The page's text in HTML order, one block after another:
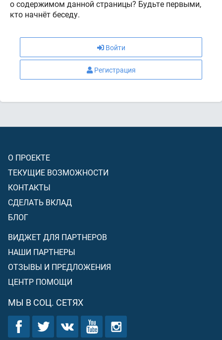
о содержимом данной страницы? Будьте первыми,
кто начнёт беседу.
Войти
Регистрация
О ПРОЕКТЕ
ТЕКУЩИЕ ВОЗМОЖНОСТИ
КОНТАКТЫ
СДЕЛАТЬ ВКЛАД
БЛОГ
ВИДЖЕТ ДЛЯ ПАРТНЕРОВ
НАШИ ПАРТНЕРЫ
ОТЗЫВЫ И ПРЕДЛОЖЕНИЯ
ЦЕНТР ПОМОЩИ
МЫ В СОЦ. СЕТЯХ